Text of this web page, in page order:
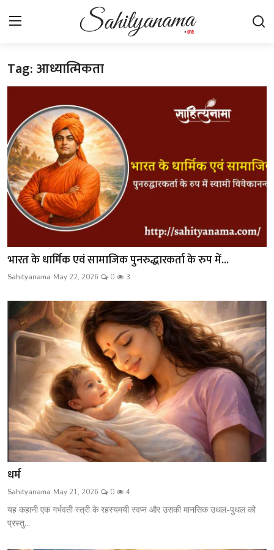
Login
स्वतंत्रता सेनानी
साहित्य समाचार
होम
कहानी
कविता
आलेख
शख्सियत
धरोहर
यात्रावृत्तांत
उपन्यास
सिनेमा
शायरी
ग़ज़ल
Tag: आध्यात्मिकता
भारत के धार्मिक एवं सामाजिक पुनरुद्धारकर्ता के रुप में...
Sahityanama May 22, 2026 0 3
धर्म
Sahityanama May 21, 2026 0 4
यह कहानी एक गर्भवती स्त्री के रहस्यमयी स्वप्न और उसकी मानसिक उथल-पुथल को
प्रस्तु...